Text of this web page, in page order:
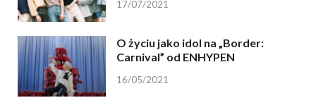
17/07/2021
O życiu jako idol na „Border:
Carnival” od ENHYPEN
16/05/2021